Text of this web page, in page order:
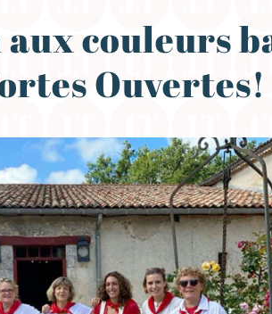
couleurs
Ouvertes!